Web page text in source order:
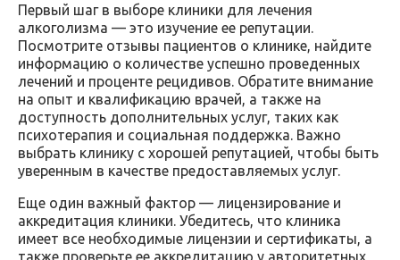
Первый шаг в выборе клиники для лечения
алкоголизма — это изучение ее репутации.
Посмотрите отзывы пациентов о клинике, найдите
информацию о количестве успешно проведенных
лечений и проценте рецидивов. Обратите внимание
на опыт и квалификацию врачей, а также на
доступность дополнительных услуг, таких как
психотерапия и социальная поддержка. Важно
выбрать клинику с хорошей репутацией, чтобы быть
уверенным в качестве предоставляемых услуг.
Еще один важный фактор — лицензирование и
аккредитация клиники. Убедитесь, что клиника
имеет все необходимые лицензии и сертификаты, а
также проверьте ее аккредитацию у авторитетных